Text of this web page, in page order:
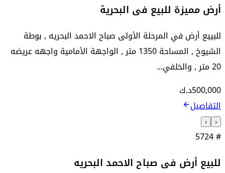
أرض مميزة للبيع فى البحرية
للبييع أرض في المرحلة الأولى صباح الاحمد البحريه , بوطة
الشيوخ , المساحة 1350 متر , الواجهة الأمامية واجهه عريضه
20 متر , والخلفي...
500,000د.ك
التفاصيل
‹
›
5724#
للبيع أرض فى صباح الاحمد البحريه